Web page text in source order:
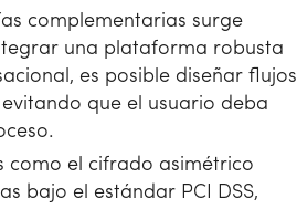
complementarias surge
una plataforma robusta
es posible diseñar flujos
que el usuario deba
como el cifrado asimétrico
bajo el estándar PCI DSS,